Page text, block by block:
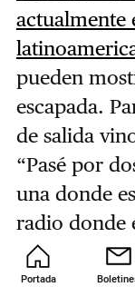
Portada
actualmente
pueden
escapada.
de salida
“Pasé por
una donde
radio donde
2019… ellos
personas